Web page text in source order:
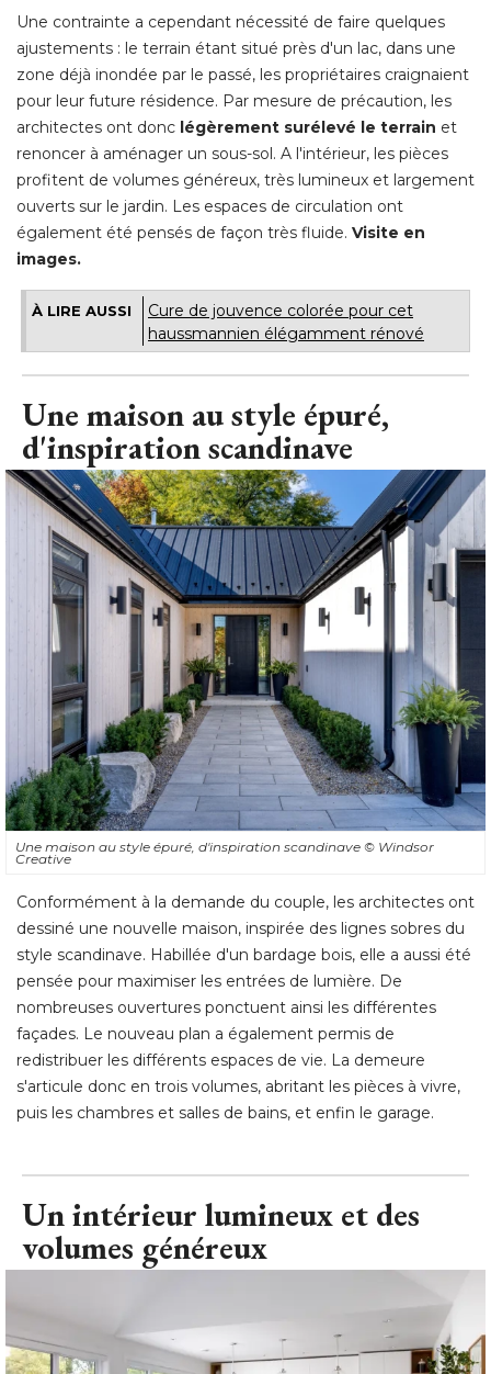
Une contrainte a cependant nécessité de faire quelques
ajustements : le terrain étant situé près d'un lac, dans une
zone déjà inondée par le passé, les propriétaires craignaient
pour leur future résidence. Par mesure de précaution, les
architectes ont donc légèrement surélevé le terrain et
renoncer à aménager un sous-sol. A l'intérieur, les pièces
profitent de volumes généreux, très lumineux et largement
ouverts sur le jardin. Les espaces de circulation ont
également été pensés de façon très fluide. Visite en
images.
À LIRE AUSSI
Cure de jouvence colorée pour cet
haussmannien élégamment rénové
Une maison au style épuré,
d'inspiration scandinave
Une maison au style épuré, d'inspiration scandinave © Windsor
Creative
Conformément à la demande du couple, les architectes ont
dessiné une nouvelle maison, inspirée des lignes sobres du
style scandinave. Habillée d'un bardage bois, elle a aussi été
pensée pour maximiser les entrées de lumière. De
nombreuses ouvertures ponctuent ainsi les différentes
façades. Le nouveau plan a également permis de
redistribuer les différents espaces de vie. La demeure
s'articule donc en trois volumes, abritant les pièces à vivre,
puis les chambres et salles de bains, et enfin le garage.
Un intérieur lumineux et des
volumes généreux